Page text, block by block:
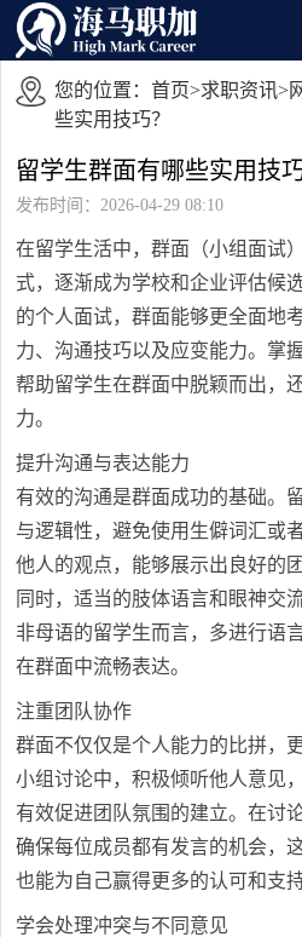
您的位置： 首页>求职资讯>
些实用技巧？
留学生群面有哪些实用技巧
发布时间：2026-04-29 08:10
在留学生活中，群面（小组面试
式，逐渐成为学校和企业评估候
的个人面试，群面能够更全面地
力、沟通技巧以及应变能力。掌
帮助留学生在群面中脱颖而出，
力。
提升沟通与表达能力
有效的沟通是群面成功的基础。
与逻辑性，避免使用生僻词汇或
他人的观点，能够展示出良好的
同时，适当的肢体语言和眼神交
非母语的留学生而言，多进行语
在群面中流畅表达。
注重团队协作
群面不仅仅是个人能力的比拼，
小组讨论中，积极倾听他人意见
有效促进团队氛围的建立。在讨
确保每位成员都有发言的机会，
也能为自己赢得更多的认可和支持
学会处理冲突与不同意见